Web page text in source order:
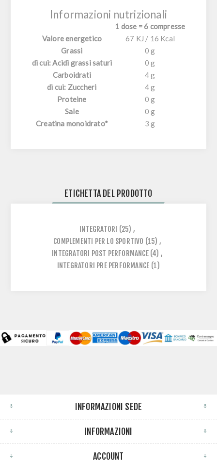
Informazioni nutrizionali
1 dose = 6 compresse
Valore energetico
67 KJ / 16 Kcal
Grassi
0 g
di cui: Acidi grassi saturi
0 g
Carboidrati
4 g
di cui: Zuccheri
4 g
Proteine
0 g
Sale
0 g
Creatina monoidrato*
3 g
ETICHETTA DEL PRODOTTO
INTEGRATORI (25) ,
COMPLEMENTI PER LO SPORTIVO (15) ,
INTEGRATORI POST PERFORMANCE (4) ,
INTEGRATORI PRE PERFORMANCE (1)
INFORMAZIONI SEDE
INFORMAZIONI
ACCOUNT